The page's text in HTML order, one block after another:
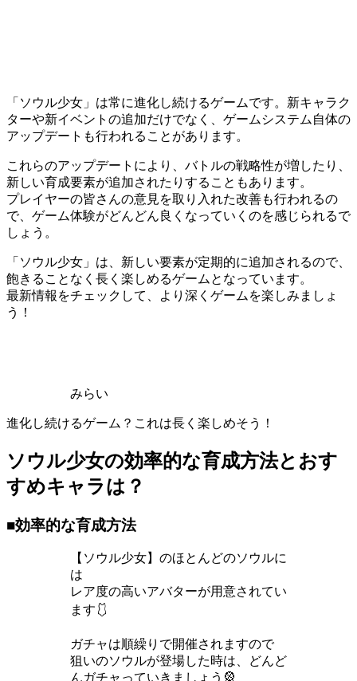
「ソウル少女」は常に進化し続けるゲームです。新キャラク
ターや新イベントの追加だけでなく、ゲームシステム自体の
アップデートも行われることがあります。
これらのアップデートにより、バトルの戦略性が増したり、
新しい育成要素が追加されたりすることもあります。
プレイヤーの皆さんの意見を取り入れた改善も行われるの
で、ゲーム体験がどんどん良くなっていくのを感じられるで
しょう。
「ソウル少女」は、新しい要素が定期的に追加されるので、
飽きることなく長く楽しめるゲームとなっています。
最新情報をチェックして、より深くゲームを楽しみましょ
う！
みらい
進化し続けるゲーム？これは長く楽しめそう！
ソウル少女の効率的な育成方法とおす
すめキャラは？
■効率的な育成方法
【ソウル少女】のほとんどのソウルに
は
レア度の高いアバターが用意されてい
ます🩱
ガチャは順繰りで開催されますので
狙いのソウルが登場した時は、どんど
んガチャっていきましょう🎡